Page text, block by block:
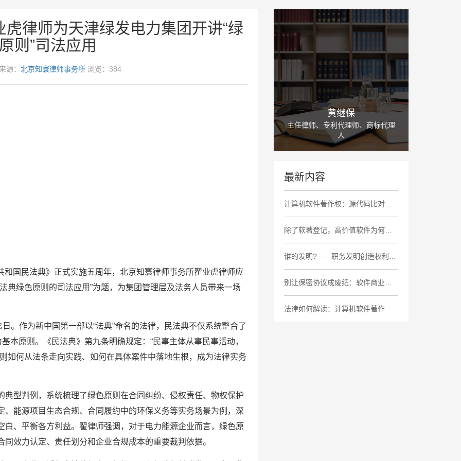
律师为天津绿发电力集团开讲“绿
则”司法应用
源： 北京知寰律师事务所浏览：384
民法典》正式实施五周年，北京知寰律师事务所翟业虎律师应
典绿色原则的司法应用”为题，为集团管理层及法务人员带来一场
作为新中国第一部以“法典”命名的法律，民法典不仅系统整合了
本原则。《民法典》第九条明确规定：“民事主体从事民事活动，
如何从法条走向实践、如何在具体案件中落地生根，成为法律实务
判例，系统梳理了绿色原则在合同纠纷、侵权责任、物权保护
能源项目生态合规、合同履约中的环保义务等实务场景为例，深
、平衡各方利益。翟律师强调，对于电力能源企业而言，绿色原
效力认定、责任划分和企业合规成本的重要裁判依据。
黄继保
主任律师、专利代理师、商标代理
人
最新内容
计算机软件著作权：源代码比对中存在大量高度相似内容、相同非必要功能缺陷及商业标识，认定侵权成立
除了软著登记，高价值软件为何还要申请商业秘密保护?(对比大厂策略)
法律如何解读：计算机软件著作权案中“接触+实质性相似”